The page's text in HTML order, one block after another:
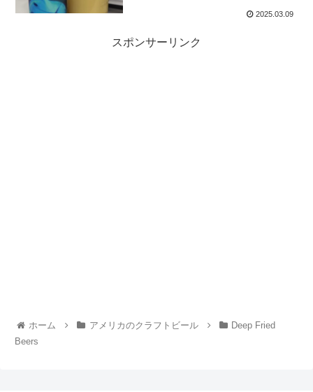
2025.03.09
スポンサーリンク
ホーム アメリカのクラフトビール
Deep Fried
Beers